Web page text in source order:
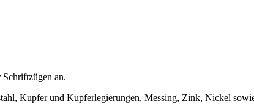
an.
Kupfer und Kupferlegierungen, Messing, Zink, Nickel